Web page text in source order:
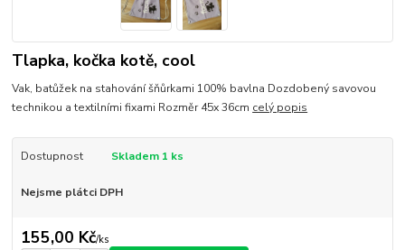
Tlapka, kočka kotě, cool
Vak, batůžek na stahování šňůrkami 100% bavlna Dozdobený savovou
technikou a textilními fixami Rozměr 45x 36cm celý popis
Dostupnost Skladem 1 ks
Nejsme plátci DPH
155,00 Kč/ks